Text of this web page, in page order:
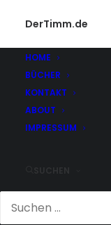
DerTimm.de
HOME
BÜCHER
KONTAKT
ABOUT
IMPRESSUM